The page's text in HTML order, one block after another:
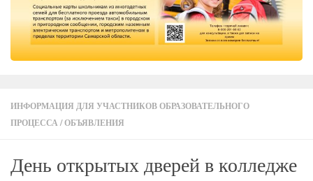
ИНФОРМАЦИЯ ДЛЯ УЧАСТНИКОВ ОБРАЗОВАТЕЛЬНОГО
ПРОЦЕССА/ОБЪЯВЛЕНИЯ
День открытых дверей в колледже